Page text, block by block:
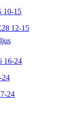
10-15
12-15
16-24
24
24